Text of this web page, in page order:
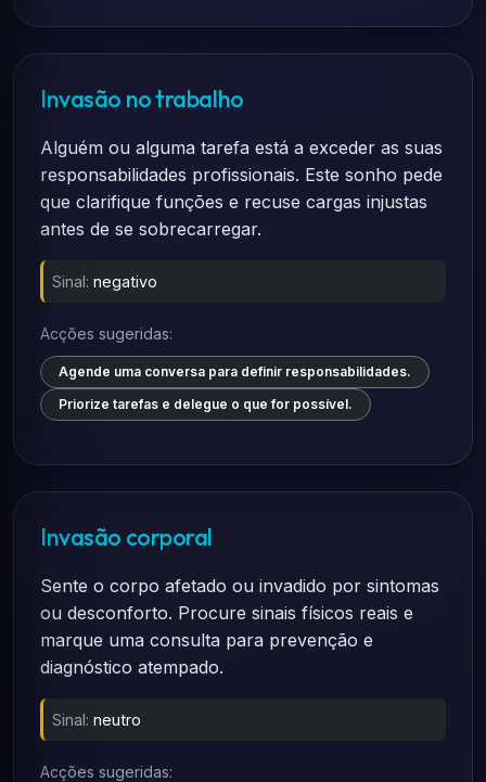
Invasão no trabalho
Alguém ou alguma tarefa está a exceder as suas
responsabilidades profissionais. Este sonho pede
que clarifique funções e recuse cargas injustas
antes de se sobrecarregar.
Sinal: negativo
Acções sugeridas:
Agende uma conversa para definir responsabilidades.
Priorize tarefas e delegue o que for possível.
Invasão corporal
Sente o corpo afetado ou invadido por sintomas
ou desconforto. Procure sinais físicos reais e
marque uma consulta para prevenção e
diagnóstico atempado.
Sinal: neutro
Acções sugeridas: